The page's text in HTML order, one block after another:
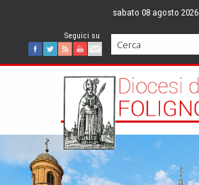
content
sabato 08 agosto 2026
Facebook
Twitter
FeedYoutube
Mail